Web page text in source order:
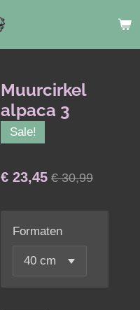
Muurcirkel
alpaca 3
Sale!
€ 23,45 € 30,99
Formaten